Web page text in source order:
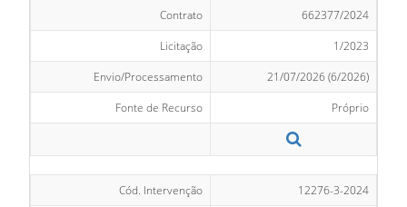
Contrato
662377/2024
Licitação
1/2023
Envio/Processamento
21/07/2026 (6/2026)
Fonte de Recurso
Próprio
Cód. Intervenção 12276-3-2024